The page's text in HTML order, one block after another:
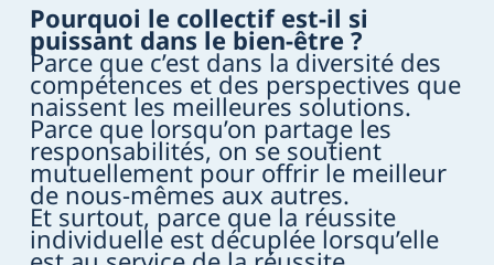
Pourquoi le collectif est-il si
puissant dans le bien-être ?
Parce que c’est dans la diversité des
compétences et des perspectives que
naissent les meilleures solutions.
Parce que lorsqu’on partage les
responsabilités, on se soutient
mutuellement pour offrir le meilleur
de nous-mêmes aux autres.
Et surtout, parce que la réussite
individuelle est décuplée lorsqu’elle